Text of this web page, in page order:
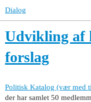
Dialog
Udvikling af
forslag
Politisk Katalog (vær med
der har samlet 50